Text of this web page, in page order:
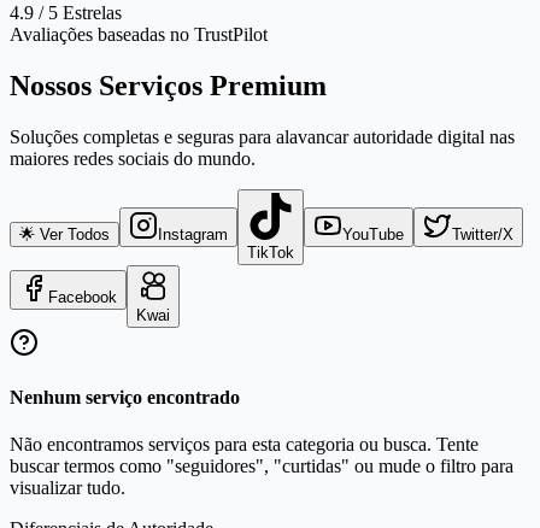
4.9 / 5 Estrelas
Avaliações baseadas no TrustPilot
Nossos Serviços Premium
Soluções completas e seguras para alavancar autoridade digital nas
maiores redes sociais do mundo.
🌟 Ver Todos
Instagram
TikTok
YouTube Twitter/X
Facebook
Kwai
Nenhum serviço encontrado
Não encontramos serviços para esta categoria ou busca. Tente
buscar termos como "seguidores", "curtidas" ou mude o filtro para
visualizar tudo.